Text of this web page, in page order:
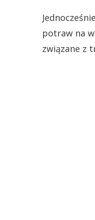
potraw na
związane z